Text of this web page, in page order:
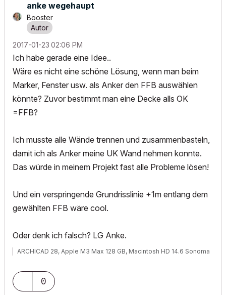
anke wegehaupt
Booster
‎2017-01-23 02:06 PM
Ich habe gerade eine Idee..
Wäre es nicht eine schöne Lösung, wenn man beim
Marker, Fenster usw. als Anker den FFB auswählen
könnte? Zuvor bestimmt man eine Decke alls OK
=FFB?
Ich musste alle Wände trennen und zusammenbasteln,
damit ich als Anker meine UK Wand nehmen konnte.
Das würde in meinem Projekt fast alle Probleme lösen!
Und ein verspringende Grundrisslinie +1m entlang dem
gewählten FFB wäre cool.
Oder denk ich falsch? LG Anke.
ARCHICAD 28, Apple M3 Max 128 GB, Macintosh HD 14.6 Sonoma
0